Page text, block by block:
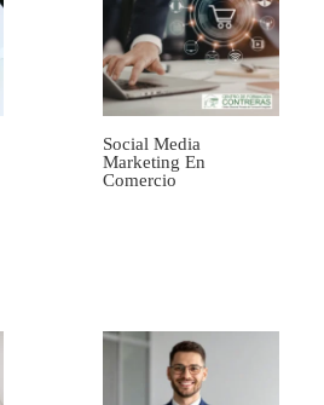
Social Media
Marketing En
Comercio